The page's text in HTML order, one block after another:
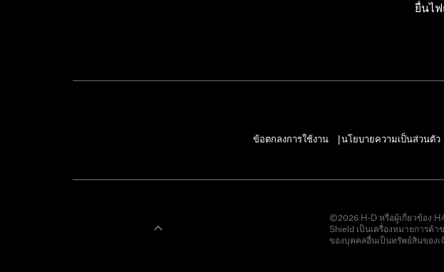
ยื่นไ
ข้อตกลงการใช้งาน
นโยบายความเป็นส่วนตัว
©2026 H-D หรือผู้เกี่ยวข้อง
Shield เป็นเครื่องหมายการค้
ของบุคคลอื่นเป็นทรัพย์สินของเ